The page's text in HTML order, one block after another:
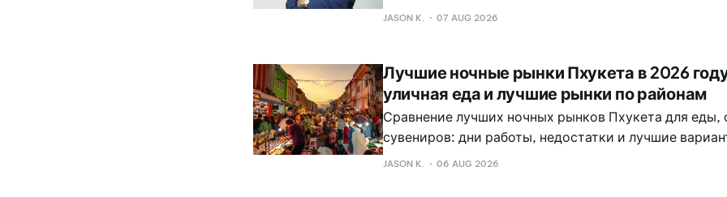
превратить усилия по обеспечению устойчивого
JASON K. 07 AUG 2026
Лучшие ночные рынки Пхукета в 2026
уличная еда и лучшие рынки по районам
Сравнение лучших ночных рынков Пхукета для
сувениров: дни работы, недостатки и лучшие
районе.
JASON K. 06 AUG 2026